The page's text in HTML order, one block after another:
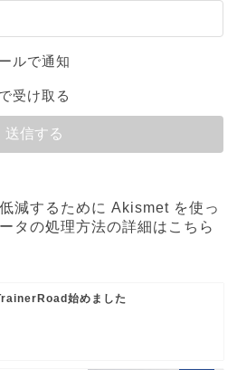
ルで通知
受け取る
減するために Akismet を使っ
タの処理方法の詳細はこちら
始めました